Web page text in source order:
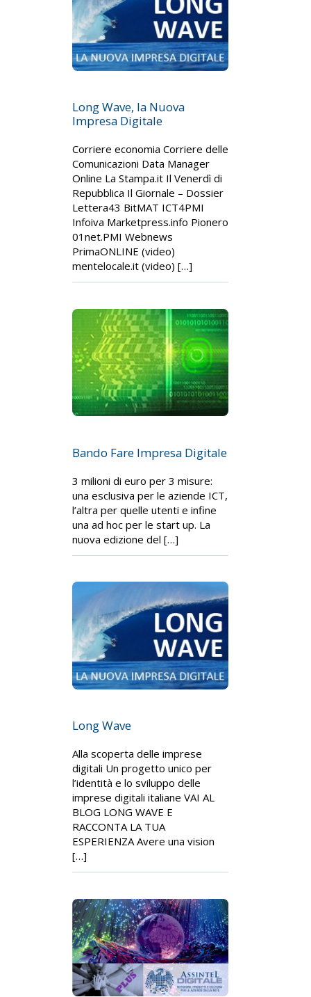
Long Wave, la Nuova
Impresa Digitale
Corriere economia Corriere delle
Comunicazioni Data Manager
Online La Stampa.it Il Venerdì di
Repubblica Il Giornale – Dossier
Lettera43 BitMAT ICT4PMI
Infoiva Marketpress.info Pionero
01net.PMI Webnews
PrimaONLINE (video)
mentelocale.it (video) […]
Bando Fare Impresa Digitale
3 milioni di euro per 3 misure:
una esclusiva per le aziende ICT,
l’altra per quelle utenti e infine
una ad hoc per le start up. La
nuova edizione del […]
Long Wave
Alla scoperta delle imprese
digitali Un progetto unico per
l’identità e lo sviluppo delle
imprese digitali italiane VAI AL
BLOG LONG WAVE E
RACCONTA LA TUA
ESPERIENZA Avere una vision
[…]